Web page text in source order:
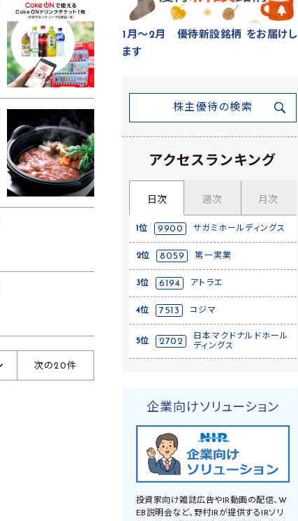
次の20件
1月～2月 優待新設銘柄 をお届けし
ます
株主優待の検索
アクセスランキング
日次 週次 月次
1位 9900 サガミホールディングス
2位 8059 第一実業
3位 6194 アトラエ
4位 7513 コジマ
5位 2702
日本マクドナルドホール
ディングス
企業向けソリューション
投資家向け雑誌広告やIR動画の配信、W
EB説明会など、野村IRが提供するIRソリ